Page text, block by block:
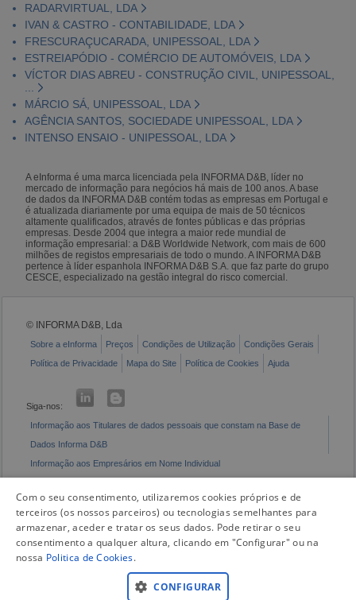
RADARVIRTUAL, LDA
IVAN & CASTRO - CONTABILIDADE, LDA
FRESCURAÇUCARADA, UNIPESSOAL, LDA
ESTREIAPÓDIO - COMÉRCIO DE AUTOMÓVEIS, LDA
VÍCTOR DIAS ABREU - CONSTRUÇÃO CIVIL, UNIPESSOAL,
MÁRCIO SÁ, UNIPESSOAL, LDA
AGÊNCIA SANTOS, SOCIEDADE UNIPESSOAL, LDA
INTENSO ENSAIO - UNIPESSOAL, LDA
A eInforma é uma marca licenciada pela INFORMA D&B, líder no
mercado de informação para negócios há mais de 100 anos. A base
de dados da INFORMA D&B contém todas as empresas em Portugal e
é atualizada diariamente por uma equipa de mais de 50 técnicos
altamente qualificados, através de fontes públicas e das próprias
empresas. Desde 2004 que integra a maior rede mundial de
informação empresarial: a D&B Worldwide Network, com mais de 600
milhões de registos empresariais de todo o mundo. A INFORMA D&B
pertence à líder espanhola INFORMA D&B S.A. que faz parte do grupo
CESCE, especializado na gestão integral do risco comercial.
© INFORMA D&B, Lda
Sobre a eInforma Preços Condições de Utilização
Condições Gerais
Política de Privacidade
Mapa do Site Política de Cookies Ajuda
Siga-nos:
Informação aos Titulares de dados pessoais que constam na Base de
Dados Informa D&B
Informação aos Empresários em Nome Individual
Com o seu consentimento, utilizaremos cookies próprios e de
terceiros (os nossos parceiros) ou tecnologias semelhantes para
armazenar, aceder e tratar os seus dados. Pode retirar o seu
consentimento a qualquer altura, clicando em "Configurar" ou na
nossa Politica de Cookies.
CONFIGURAR